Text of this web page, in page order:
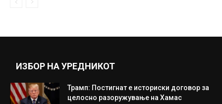
ИЗБОР НА УРЕДНИКОТ
Трамп: Постигнат е историски договор за
целосно разоружување на Хамас